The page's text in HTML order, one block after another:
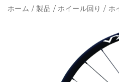
ホーム /製品 /ホイール回り /ホ